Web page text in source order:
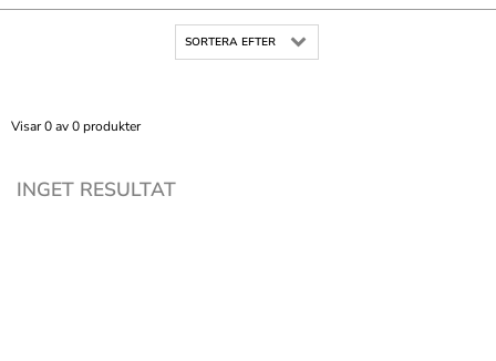
SORTERA EFTER
Visar 0 av 0 produkter
INGET RESULTAT